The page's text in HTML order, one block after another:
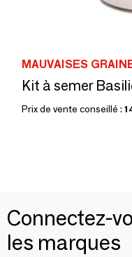
MAUVAISES
Kit à semer
Prix de vente conseillé :
Connectez-
les marques